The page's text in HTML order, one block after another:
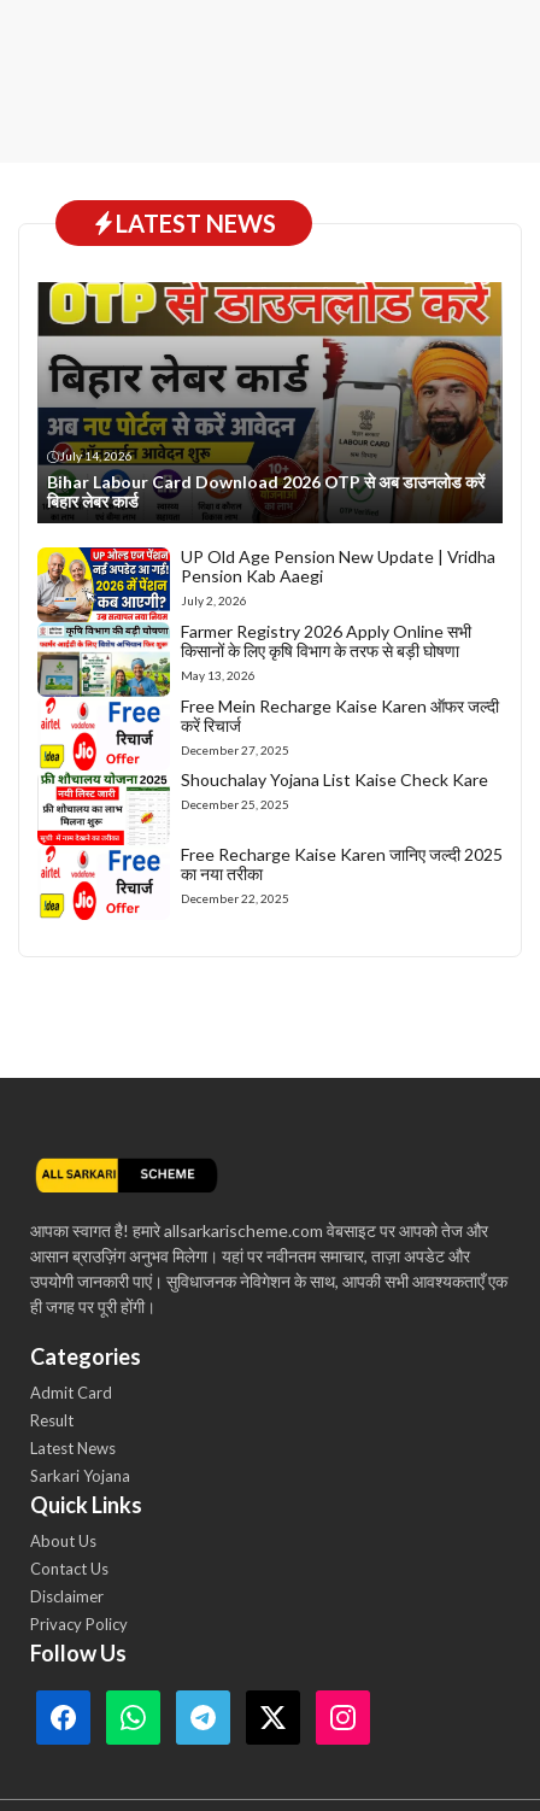
LATEST NEWS
July 14, 2026
Bihar Labour Card Download 2026 OTP से अब डाउनलोड करें
बिहार लेबर कार्ड
UP Old Age Pension New Update | Vridha
Pension Kab Aaegi
July 2, 2026
Farmer Registry 2026 Apply Online सभी
किसानों के लिए कृषि विभाग के तरफ से बड़ी घोषणा
May 13, 2026
Free Mein Recharge Kaise Karen ऑफर जल्दी
करें रिचार्ज
December 27, 2025
Shouchalay Yojana List Kaise Check Kare
December 25, 2025
Free Recharge Kaise Karen जानिए जल्दी 2025
का नया तरीका
December 22, 2025
आपका स्वागत है! हमारे allsarkarischeme.com वेबसाइट पर आपको तेज और
आसान ब्राउज़िंग अनुभव मिलेगा। यहां पर नवीनतम समाचार, ताज़ा अपडेट और
उपयोगी जानकारी पाएं। सुविधाजनक नेविगेशन के साथ, आपकी सभी आवश्यकताएँ एक
ही जगह पर पूरी होंगी।
Categories
Admit Card
Result
Latest News
Sarkari Yojana
Quick Links
About Us
Contact Us
Disclaimer
Privacy Policy
Follow Us